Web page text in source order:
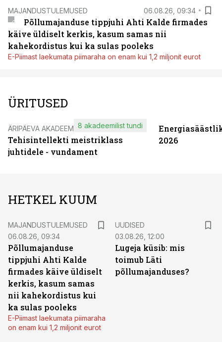
MAJANDUSTULEMUSED 06.08.26, 09:34
Põllumajanduse tippjuhi Ahti Kalde firmades
käive üldiselt kerkis, kasum samas nii
kahekordistus kui ka sulas pooleks
E-Piimast laekumata piimaraha on enam kui 1,2 miljonit eurot
ÜRITUSED
ÄRIPÄEVA AKADEEMIA
Tehisintellekti meistriklass
juhtidele - vundament
8 akadeemilist tundi
2026
HETKEL KUUM
MAJANDUSTULEMUSED
06.08.26, 09:34
Põllumajanduse
tippjuhi Ahti Kalde
firmades käive üldiselt
kerkis, kasum samas
nii kahekordistus kui
ka sulas pooleks
E-Piimast laekumata piimaraha
on enam kui 1,2 miljonit eurot
UUDISED
03.08.26, 12:00
Lugeja küsib: mis
toimub Läti
põllumajanduses?